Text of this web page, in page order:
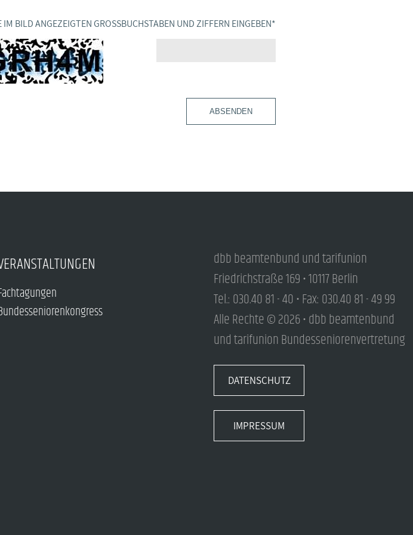
IM BILD ANGEZEIGTEN GROSSBUCHSTABEN UND ZIFFERN EINGEBEN *
ABSENDEN
dbb beamtenbund und tarifunion
Friedrichstraße 169 • 10117 Berlin
Tel.: 030.40 81 - 40 • Fax: 030.40 81 - 49 99
Alle Rechte © 2026 • dbb beamtenbund
und tarifunion Bundesseniorenvertretung
DATENSCHUTZ
IMPRESSUM